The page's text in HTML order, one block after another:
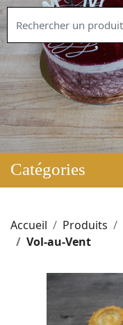
Catégories
Accueil Produits
Vol-au-Vent